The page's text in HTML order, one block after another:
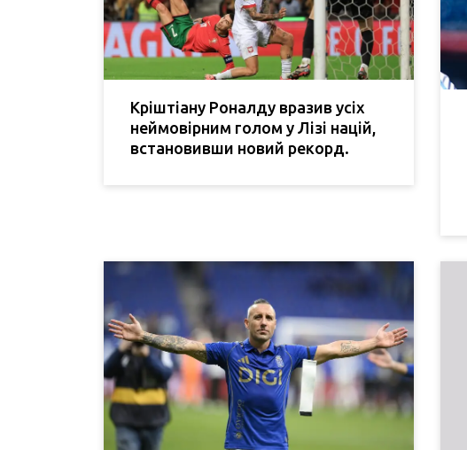
Кріштіану Роналду вразив усіх
неймовірним голом у Лізі націй,
встановивши новий рекорд.